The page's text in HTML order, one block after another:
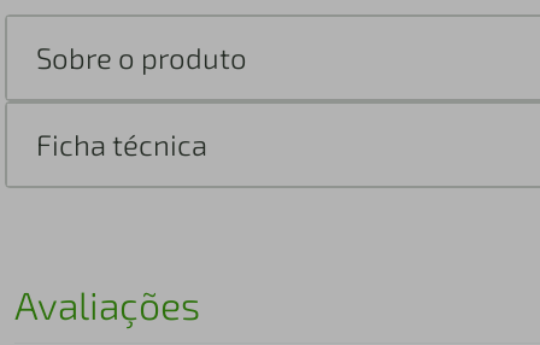
Sobre o produto
Ficha técnica
Avaliações